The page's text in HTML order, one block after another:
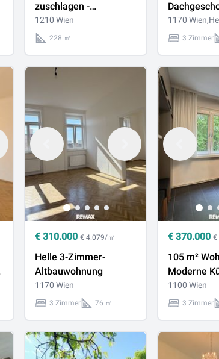
zuschlagen -
Baugrundstück mit
Einfamilienhaus
1210 Wien
228 ㎡
mit
Terrasse in
1170
3 Zimmer
€310.000 € 4.079/㎡
Helle 3-Zimmer-
Altbauwohnung
1170 Wien
3 Zimmer 76 ㎡
€ 370.000 €
105 m²
Moderne
U1-Nähe |
1100 Wien
3 Zimmer